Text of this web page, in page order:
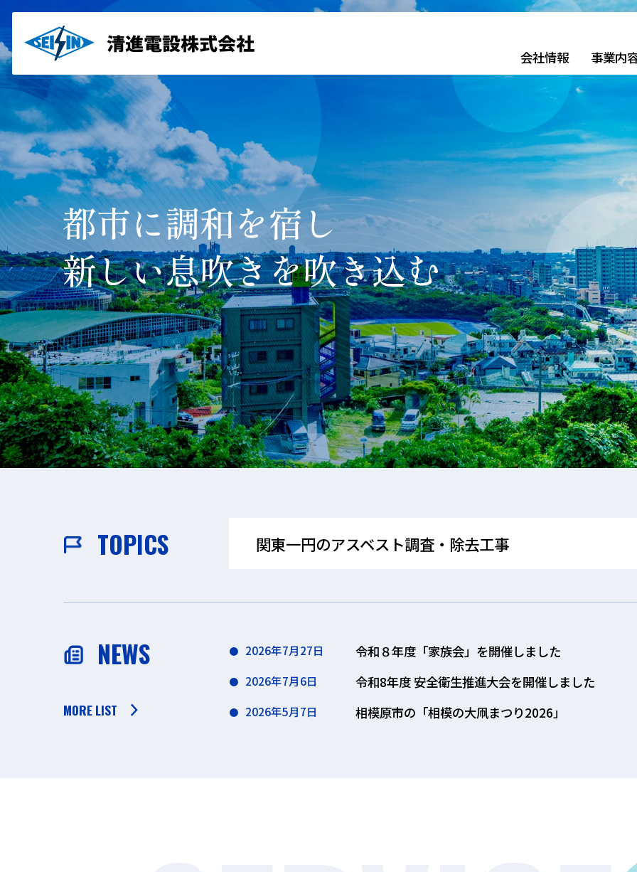
会社情報 事業内
TOPICS 関東一円のアスベスト調査・除去工事
NEWS 2026年7月27日 令和８年度「家族会」を開催しました
2026年7月6日 令和8年度 安全衛生推進大会を開催しました
2026年5月7日 相模原市の「相模の大凧まつり2026」
MORE LIST